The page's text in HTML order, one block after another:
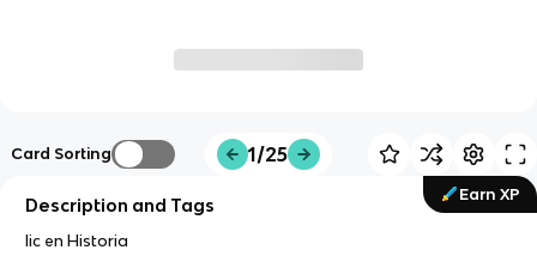
Card Sorting 1/25
Earn XP
Description and Tags
lic en Historia